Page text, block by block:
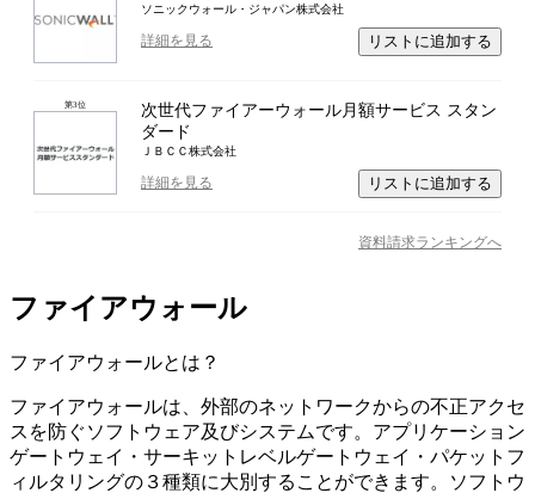
ソニックウォール・ジャパン株式会社
詳細を見る リストに追加する
第3位
次世代ファイアーウォール月額サービス スタン
ダード
ＪＢＣＣ株式会社
詳細を見る リストに追加する
資料請求ランキングへ
ファイアウォール
ファイアウォールとは？
ファイアウォールは、外部のネットワークからの不正アクセ
スを防ぐソフトウェア及びシステムです。アプリケーション
ゲートウェイ・サーキットレベルゲートウェイ・パケットフ
ィルタリングの３種類に大別することができます。ソフトウ